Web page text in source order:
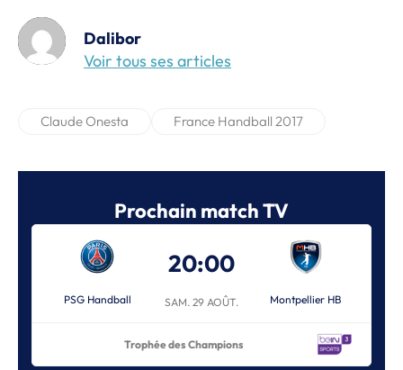
Dalibor
Voir tous ses articles
Claude Onesta France Handball 2017
Prochain match TV
PSG Handball
20:00
SAM. 29 AOÛT. Montpellier HB
Trophée des Champions